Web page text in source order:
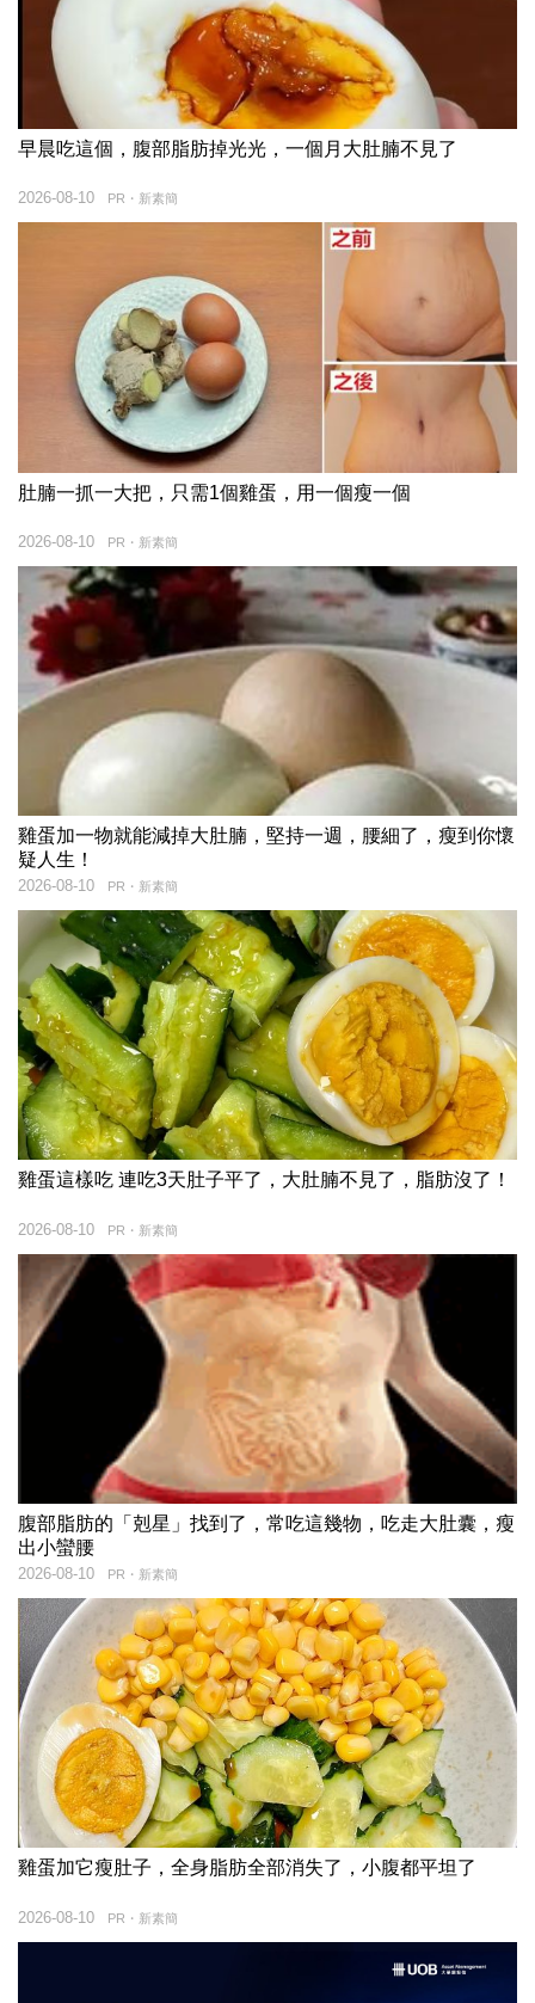
早晨吃這個，腹部脂肪掉光光，一個月大肚腩不見了
PR・新素簡
2026-08-10
肚腩一抓一大把，只需1個雞蛋，用一個瘦一個
PR・新素簡
2026-08-10
雞蛋加一物就能減掉大肚腩，堅持一週，腰細了，瘦到你懷
疑人生！
PR・新素簡
2026-08-10
雞蛋這樣吃 連吃3天肚子平了，大肚腩不見了，脂肪沒了！
PR・新素簡
2026-08-10
腹部脂肪的「剋星」找到了，常吃這幾物，吃走大肚囊，瘦
出小蠻腰
PR・新素簡
2026-08-10
雞蛋加它瘦肚子，全身脂肪全部消失了，小腹都平坦了
PR・新素簡
2026-08-10